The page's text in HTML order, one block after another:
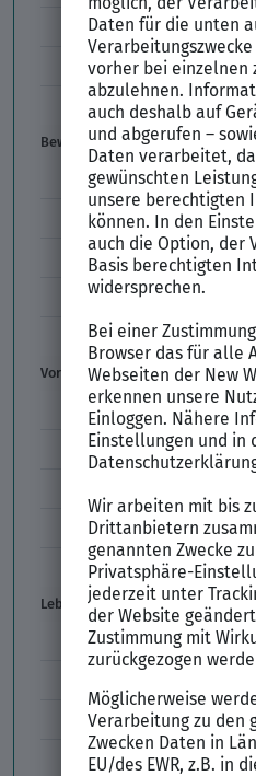
Kündigung
Einstiegsgehalt
Gehaltswunsch
Bewerbung
E-Mail-Bewerbung
Anlagen und Zeugnisse
Initiativbewerbung
Interne Bewerbung
Empfehlungsschreiben
Vorstellungsgespräch
Vorstellungsgespräch Fragen
Schwächen im Vorstellungsgespräch
Vorbereitung Vorstellungsgespräch
Vorstellungsgespräch per Skype
Lebenslauf
Lebenslauf Aufbau und Inhalt
Lebenslauf Englisch Résumé
Lücken im Lebenslauf